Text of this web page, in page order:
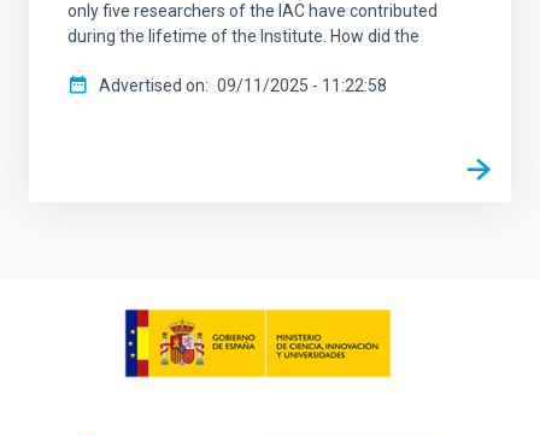
only five researchers of the IAC have contributed
during the lifetime of the Institute. How did the
Advertised on 09/11/2025 - 11:22:58